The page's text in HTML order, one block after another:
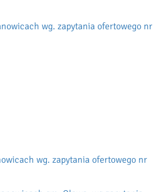
wg. zapytania ofertowego nr
wg. zapytania ofertowego nr